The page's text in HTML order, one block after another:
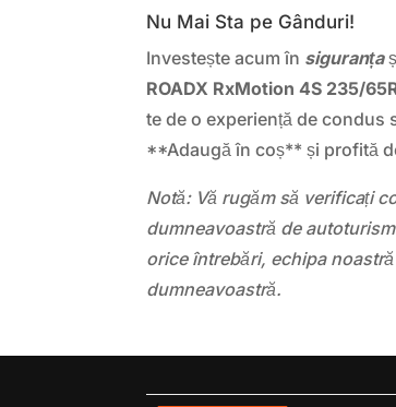
Nu Mai Sta pe Gânduri!
Investește acum în siguranța
ROADX RxMotion 4S 235/
te de o experiență de condus
**Adaugă în coș** și profită
Notă: Vă rugăm să verificați
dumneavoastră de
orice întrebări, echipa
dumneavoastră.